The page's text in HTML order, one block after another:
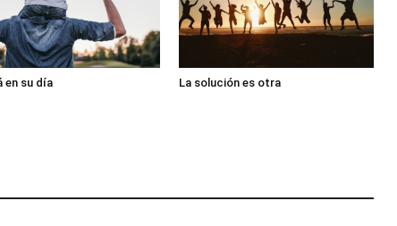
en su día La solución es otra